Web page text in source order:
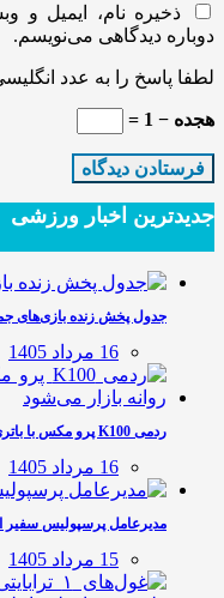
ذخیره نام، ایمیل و
دوباره دیدگاهی می‌نویسم.
لطفا پاسخ را به عدد
هجده − 1 =
جدیدترین‌ اخبار ورزشی
جدول پخش زنده بازی‌های جمعه 16
16 مرداد 1405
ردمی K100 پرو مکس با باتری غول‌پیکر…
16 مرداد 1405
مدیرعامل پرسپولیس سفیر
15 مرداد 1405